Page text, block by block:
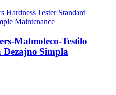
Malmoleco-Testilo
Simpla